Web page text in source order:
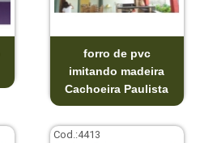
forro de pvc
imitando madeira
Cachoeira Paulista
Cod.:4413